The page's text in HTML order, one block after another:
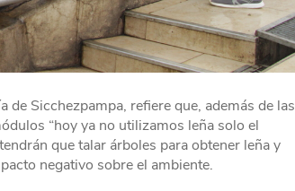
Sicchezpampa, refiere que, además de las
“hoy ya no utilizamos leña solo el
que talar árboles para obtener leña y
negativo sobre el ambiente.